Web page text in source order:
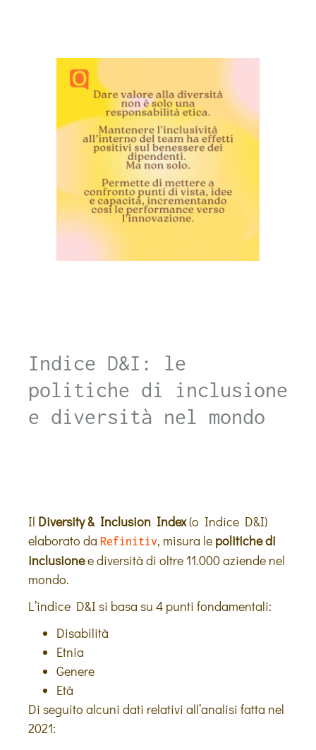
Indice D&I: le
politiche di inclusione
e diversità nel mondo
Il Diversity & Inclusion Index(o Indice D&I)
elaborato da Refinitiv, misura le politiche di
inclusionee diversità di oltre 11.000 aziende nel
mondo.
L’indice D&I si basa su 4 punti fondamentali:
Disabilità
Etnia
Genere
Età
Di seguito alcuni dati relativi all’analisi fatta nel
2021: